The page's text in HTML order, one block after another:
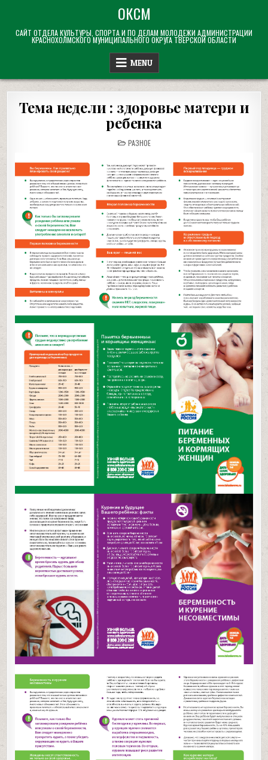
content
ОКСМ
САЙТ ОТДЕЛА КУЛЬТУРЫ, СПОРТА И ПО ДЕЛАМ МОЛОДЕЖИ АДМИНИСТРАЦИИ
КРАСНОХОЛМСКОГО МУНИЦИПАЛЬНОГО ОКРУГА ТВЕРСКОЙ ОБЛАСТИ
MENU
Тема недели : здоровье матери и
ребенка
POSTED
IN
РАЗНОЕ